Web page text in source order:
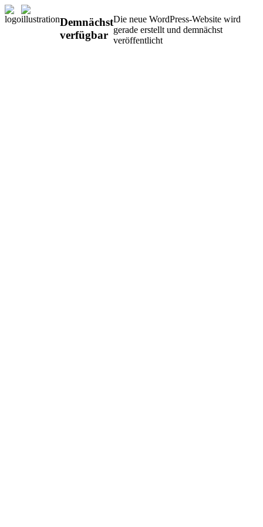
Demnächst
verfügbar
Die neue WordPress-Website wird
gerade erstellt und demnächst
veröffentlicht